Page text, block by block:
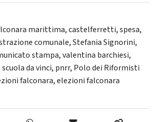
marittima,castelferretti,spesa,
comunale,Stefania Signorini,
stampa,valentina barchiesi,
scuola da vinci, pnrr, Polo dei Riformisti
falconara,elezioni falconara